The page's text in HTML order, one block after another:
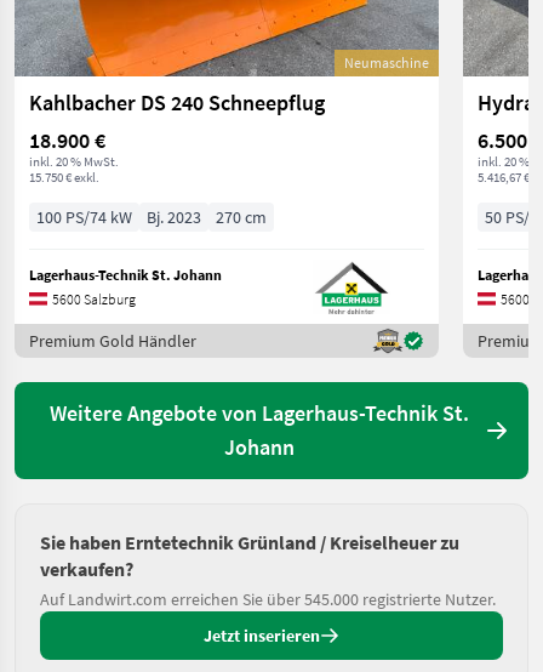
Neumaschine
Kahlbacher DS 240 Schneepflug
18.900 €
inkl. 20 % MwSt.
15.750 € exkl.
100 PS/74 kW Bj. 2023 270 cm
Lagerhaus-Technik St. Johann
5600 Salzburg
Premium Gold Händler
6.500 €
inkl. 20 %
5.416,67 €
50 PS/
5600
Weitere Angebote von Lagerhaus-Technik St.
Johann
Sie haben Erntetechnik Grünland / Kreiselheuer zu
verkaufen?
Auf Landwirt.com erreichen Sie über 545.000 registrierte Nutzer.
Jetzt inserieren